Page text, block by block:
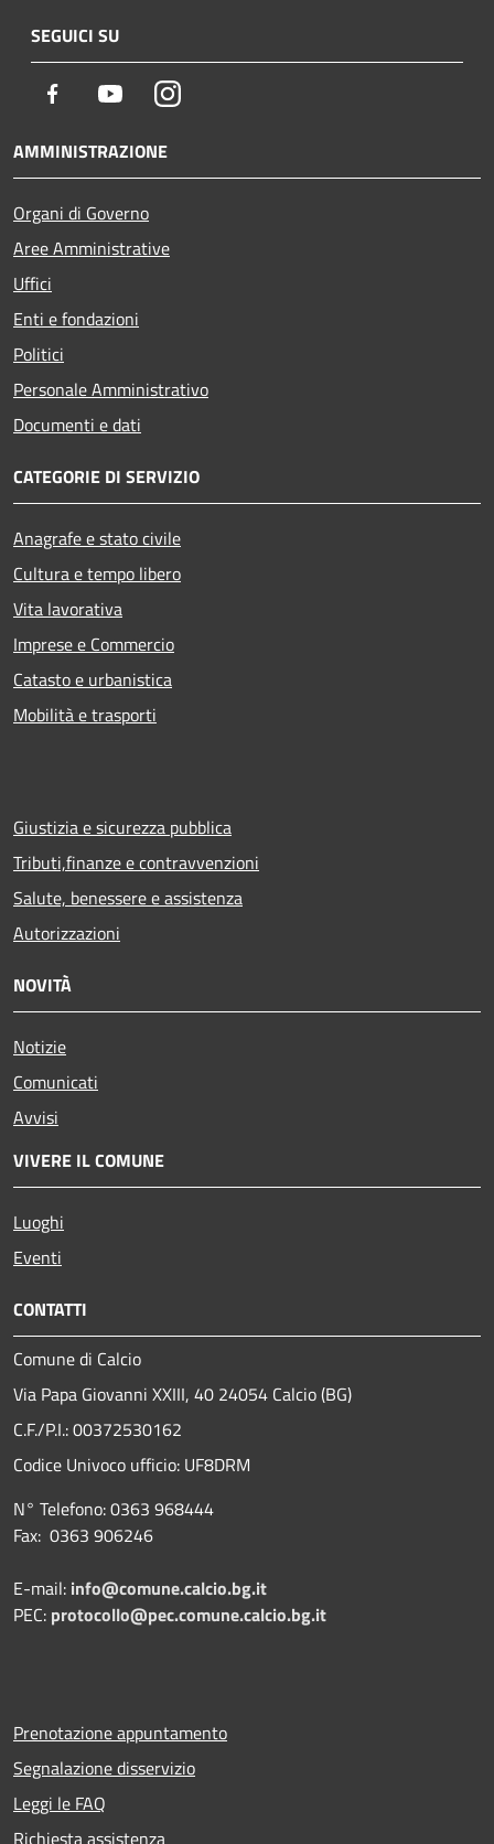
SEGUICI SU
Facebook YoutubeInstagram
AMMINISTRAZIONE
Organi di Governo
Aree Amministrative
Uffici
Enti e fondazioni
Politici
Personale Amministrativo
Documenti e dati
CATEGORIE DI SERVIZIO
Anagrafe e stato civile
Cultura e tempo libero
Vita lavorativa
Imprese e Commercio
Catasto e urbanistica
Mobilità e trasporti
Giustizia e sicurezza pubblica
Tributi,finanze e contravvenzioni
Salute, benessere e assistenza
Autorizzazioni
NOVITÀ
Notizie
Comunicati
Avvisi
VIVERE IL COMUNE
Luoghi
Eventi
CONTATTI
Comune di Calcio
Via Papa Giovanni XXIII, 40 24054 Calcio (BG)
C.F./P.I.: 00372530162
Codice Univoco ufficio: UF8DRM
N° Telefono: 0363 968444
Fax: 0363 906246
E-mail: info@comune.calcio.bg.it
PEC: protocollo@pec.comune.calcio.bg.it
Prenotazione appuntamento
Segnalazione disservizio
Leggi le FAQ
Richiesta assistenza